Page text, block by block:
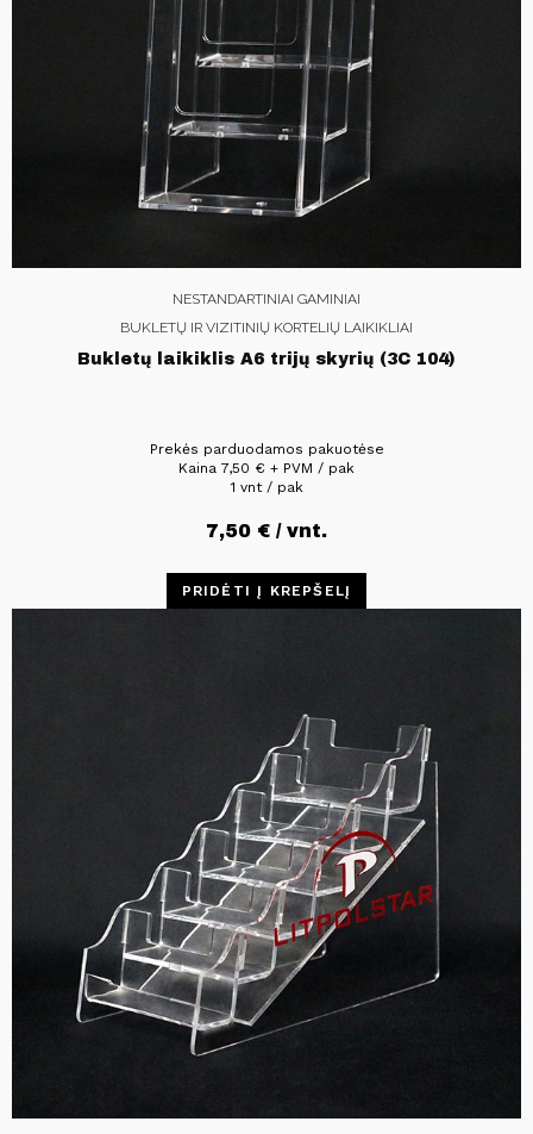
NESTANDARTINIAI GAMINIAI
BUKLETŲ IR VIZITINIŲ KORTELIŲ LAIKIKLIAI
Bukletų laikiklis A6 trijų skyrių (3C 104)
Prekės parduodamos pakuotėse
Kaina 7,50 € + PVM / pak
1 vnt / pak
7,50 € / vnt.
PRIDĖTI Į KREPŠELĮ